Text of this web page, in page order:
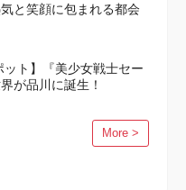
と笑顔に包まれる都会
ット】『美少女戦士セー
が品川に誕生！
More >